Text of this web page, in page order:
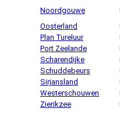
Noordgouwe
Oosterland
Plan Tureluur
Port Zeelande
Scharendijke
Schuddebeurs
Sirjansland
Westerschouwen
Zierikzee